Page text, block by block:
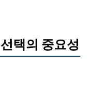
택의 중요성